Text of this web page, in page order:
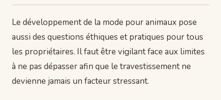
Le développement de la mode pour animaux pose
aussi des questions éthiques et pratiques pour tous
les propriétaires. Il faut être vigilant face aux limites
à ne pas dépasser afin que le travestissement ne
devienne jamais un facteur stressant.